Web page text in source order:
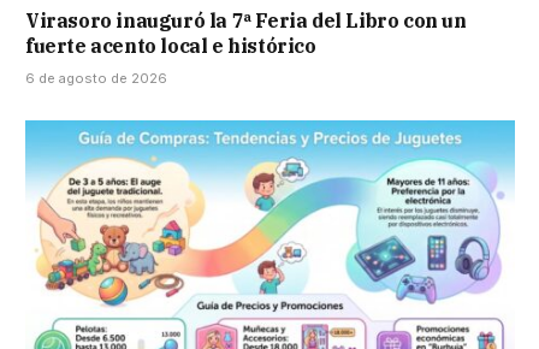
Virasoro inauguró la 7ª Feria del Libro con un
fuerte acento local e histórico
6 de agosto de 2026